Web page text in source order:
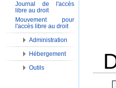
Journal de l'accès
libre au droit
Mouvement pour
l'accès libre au droit
Administration
Hébergement
Outils